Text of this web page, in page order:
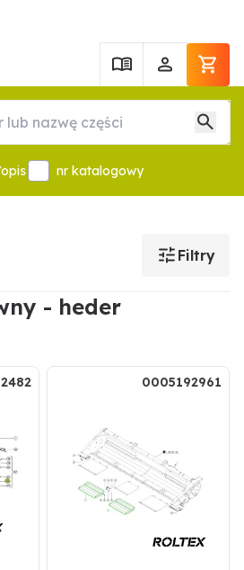
nr katalogowy
Filtry
- heder
0005192961